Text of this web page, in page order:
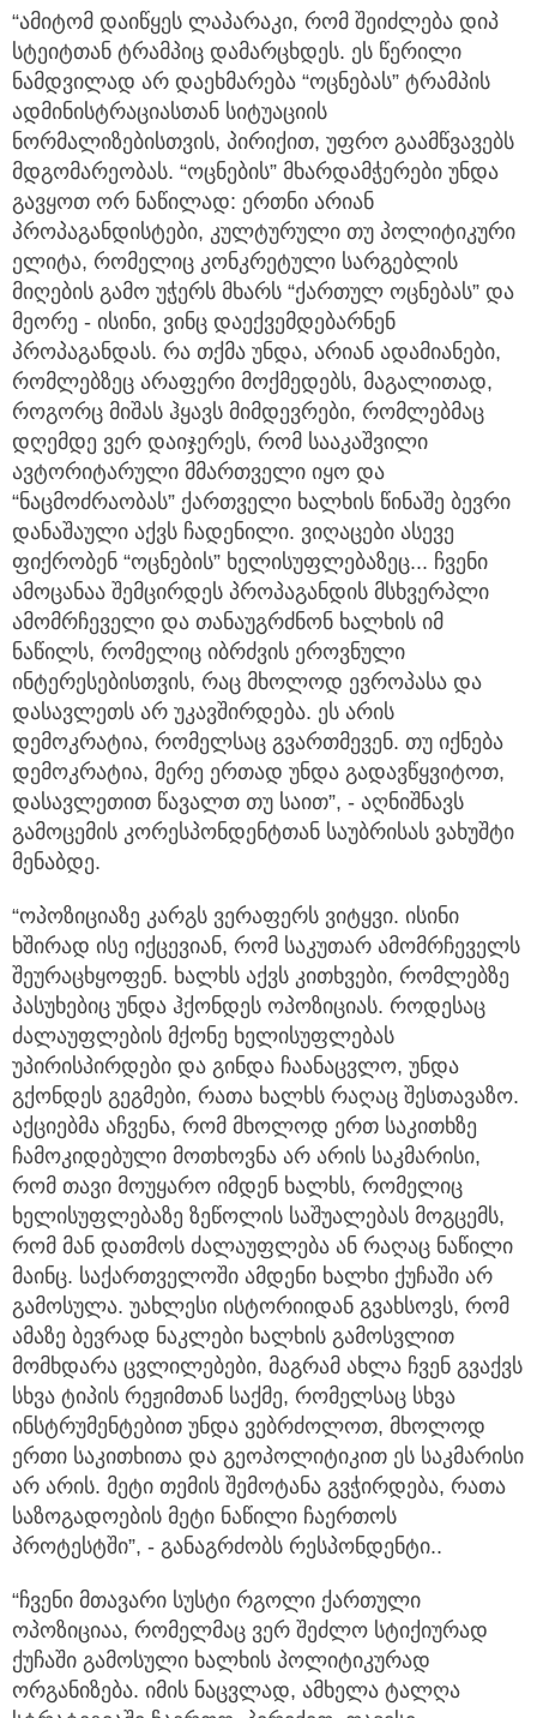
“ამიტომ დაიწყეს ლაპარაკი, რომ შეიძლება დიპ
სტეიტთან ტრამპიც დამარცხდეს. ეს წერილი
ნამდვილად არ დაეხმარება “ოცნებას” ტრამპის
ადმინისტრაციასთან სიტუაციის
ნორმალიზებისთვის, პირიქით, უფრო გაამწვავებს
მდგომარეობას. “ოცნების” მხარდამჭერები უნდა
გავყოთ ორ ნაწილად: ერთნი არიან
პროპაგანდისტები, კულტურული თუ პოლიტიკური
ელიტა, რომელიც კონკრეტული სარგებლის
მიღების გამო უჭერს მხარს “ქართულ ოცნებას” და
მეორე - ისინი, ვინც დაექვემდებარნენ
პროპაგანდას. რა თქმა უნდა, არიან ადამიანები,
რომლებზეც არაფერი მოქმედებს, მაგალითად,
როგორც მიშას ჰყავს მიმდევრები, რომლებმაც
დღემდე ვერ დაიჯერეს, რომ სააკაშვილი
ავტორიტარული მმართველი იყო და
“ნაცმოძრაობას” ქართველი ხალხის წინაშე ბევრი
დანაშაული აქვს ჩადენილი. ვიღაცები ასევე
ფიქრობენ “ოცნების” ხელისუფლებაზეც... ჩვენი
ამოცანაა შემცირდეს პროპაგანდის მსხვერპლი
ამომრჩეველი და თანაუგრძნონ ხალხის იმ
ნაწილს, რომელიც იბრძვის ეროვნული
ინტერესებისთვის, რაც მხოლოდ ევროპასა და
დასავლეთს არ უკავშირდება. ეს არის
დემოკრატია, რომელსაც გვართმევენ. თუ იქნება
დემოკრატია, მერე ერთად უნდა გადავწყვიტოთ,
დასავლეთით წავალთ თუ საით”, - აღნიშნავს
გამოცემის კორესპონდენტთან საუბრისას ვახუშტი
მენაბდე.
“ოპოზიციაზე კარგს ვერაფერს ვიტყვი. ისინი
ხშირად ისე იქცევიან, რომ საკუთარ ამომრჩეველს
შეურაცხყოფენ. ხალხს აქვს კითხვები, რომლებზე
პასუხებიც უნდა ჰქონდეს ოპოზიციას. როდესაც
ძალაუფლების მქონე ხელისუფლებას
უპირისპირდები და გინდა ჩაანაცვლო, უნდა
გქონდეს გეგმები, რათა ხალხს რაღაც შესთავაზო.
აქციებმა აჩვენა, რომ მხოლოდ ერთ საკითხზე
ჩამოკიდებული მოთხოვნა არ არის საკმარისი,
რომ თავი მოუყარო იმდენ ხალხს, რომელიც
ხელისუფლებაზე ზეწოლის საშუალებას მოგცემს,
რომ მან დათმოს ძალაუფლება ან რაღაც ნაწილი
მაინც. საქართველოში ამდენი ხალხი ქუჩაში არ
გამოსულა. უახლესი ისტორიიდან გვახსოვს, რომ
ამაზე ბევრად ნაკლები ხალხის გამოსვლით
მომხდარა ცვლილებები, მაგრამ ახლა ჩვენ გვაქვს
სხვა ტიპის რეჟიმთან საქმე, რომელსაც სხვა
ინსტრუმენტებით უნდა ვებრძოლოთ, მხოლოდ
ერთი საკითხითა და გეოპოლიტიკით ეს საკმარისი
არ არის. მეტი თემის შემოტანა გვჭირდება, რათა
საზოგადოების მეტი ნაწილი ჩაერთოს
პროტესტში”, - განაგრძობს რესპონდენტი..
“ჩვენი მთავარი სუსტი რგოლი ქართული
ოპოზიციაა, რომელმაც ვერ შეძლო სტიქიურად
ქუჩაში გამოსული ხალხის პოლიტიკურად
ორგანიზება. იმის ნაცვლად, ამხელა ტალღა